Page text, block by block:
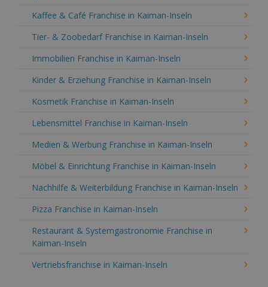
Kaffee & Café Franchise in Kaiman-Inseln
Tier- & Zoobedarf Franchise in Kaiman-Inseln
Immobilien Franchise in Kaiman-Inseln
Kinder & Erziehung Franchise in Kaiman-Inseln
Kosmetik Franchise in Kaiman-Inseln
Lebensmittel Franchise in Kaiman-Inseln
Medien & Werbung Franchise in Kaiman-Inseln
Möbel & Einrichtung Franchise in Kaiman-Inseln
Nachhilfe & Weiterbildung Franchise in Kaiman-Inseln
Pizza Franchise in Kaiman-Inseln
Restaurant & Systemgastronomie Franchise in
Kaiman-Inseln
Vertriebsfranchise in Kaiman-Inseln